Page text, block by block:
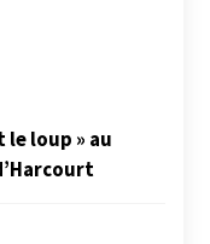
le loup » au